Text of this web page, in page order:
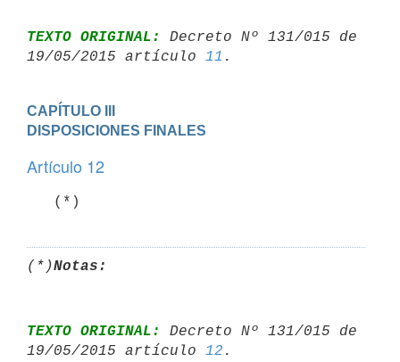
TEXTO ORIGINAL:
Decreto Nº 131/015 de
19/05/2015 artículo 11
CAPÍTULO III
DISPOSICIONES FINALES
Artículo 12
   (*)
(*)Notas:
TEXTO ORIGINAL:
Decreto Nº 131/015 de
19/05/2015 artículo 12